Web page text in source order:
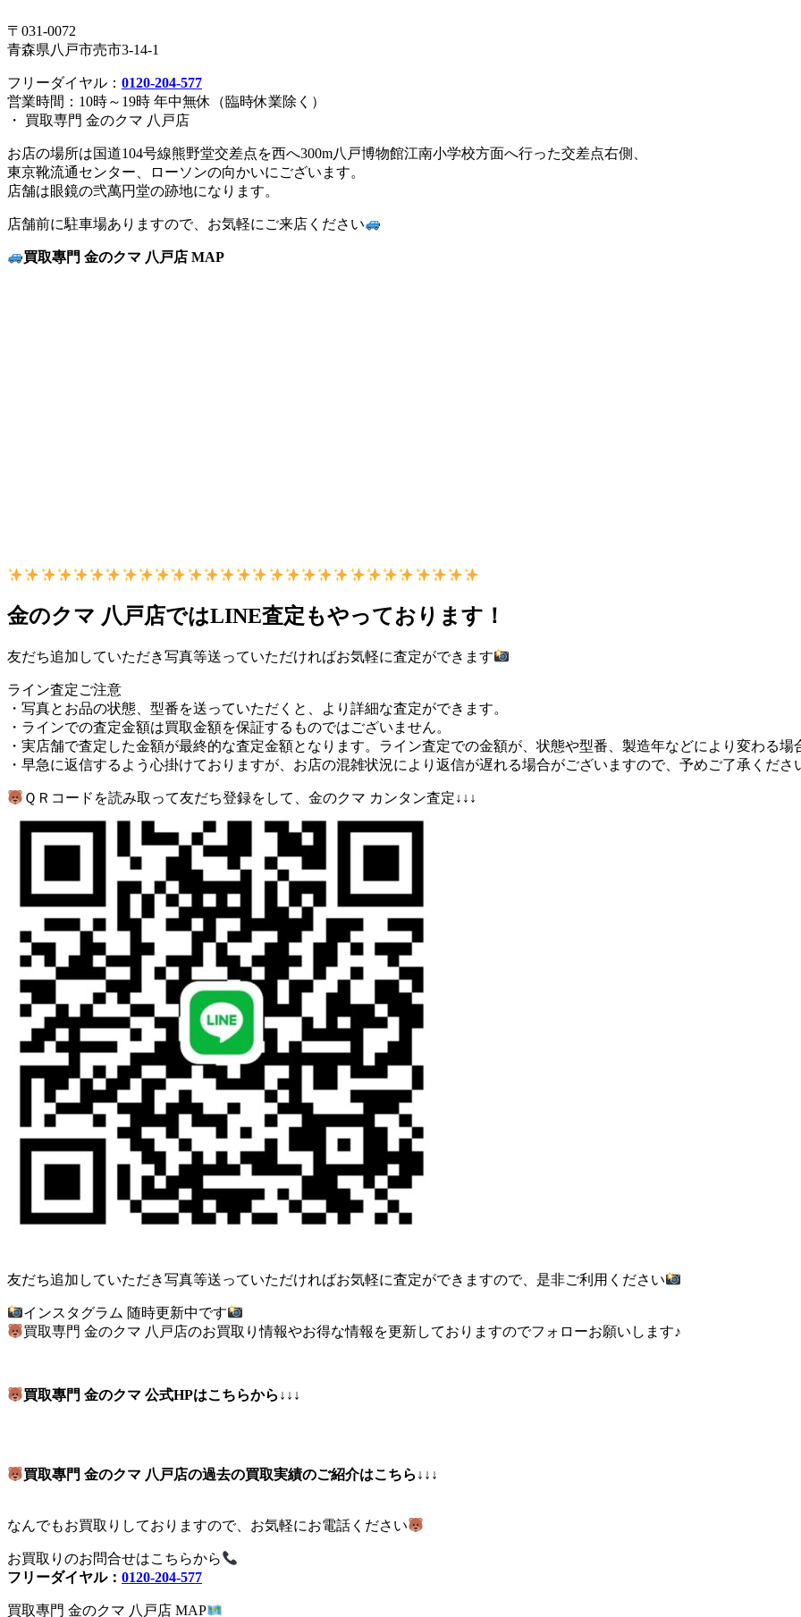
〒031-0072
青森県八戸市売市3-14-1
フリーダイヤル： 0120-204-577
営業時間：10時～19時 年中無休（臨時休業除く）
・ 買取専門 金のクマ 八戸店
お店の場所は国道104号線熊野堂交差点を西へ300m八戸博物館江南小学校方面へ行った交差点右側、
東京靴流通センター、ローソンの向かいにございます。
店舗は眼鏡の弐萬円堂の跡地になります。
店舗前に駐車場ありますので、お気軽にご来店ください
買取專門 金のクマ 八戸店 MAP
金のクマ 八戸店ではLINE査定もやっております！
友だち追加していただき写真等送っていただければお気軽に査定ができます
ライン査定ご注意
・写真とお品の状態、型番を送っていただくと、より詳細な査定ができます。
・ラインでの査定金額は買取金額を保証するものではございません。
・実店舗で査定した金額が最終的な査定金額となります。ライン査定での金額が、状態や型番、製造年などにより変わる
・早急に返信するよう心掛けておりますが、お店の混雑状況により返信が遅れる場合がございますので、予めご了承くださ
ＱＲコードを読み取って友だち登録をして、金のクマ カンタン査定↓↓↓
友だち追加していただき写真等送っていただければお気軽に査定ができますので、是非ご利用ください
インスタグラム 随時更新中です
買取専門 金のクマ 八戸店のお買取り情報やお得な情報を更新しておりますのでフォローお願いします♪
買取專門 金のクマ 公式HPはこちらから↓↓↓
買取專門 金のクマ 八戸店の過去の買取実績のご紹介はこちら↓↓↓
なんでもお買取りしておりますので、お気軽にお電話ください
お買取りのお問合せはこちらから
フリーダイヤル： 0120-204-577
買取專門 金のクマ 八戸店 MAP